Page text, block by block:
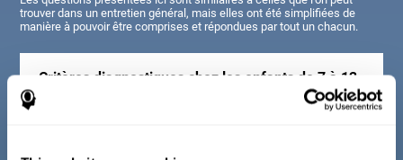
trouver dans un entretien général, mais elles ont été simplifiées de
manière à pouvoir être comprises et répondues par tout un chacun.
Critères diagnostiques chez les enfants de 7 à 12